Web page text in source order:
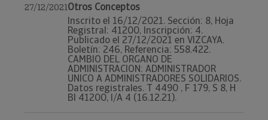
27/12/2021Otros Conceptos
Inscrito el 16/12/2021. Sección: 8, Hoja
Registral: 41200, Inscripción: 4.
Publicado el 27/12/2021 en VIZCAYA.
Boletín: 246, Referencia: 558.422.
CAMBIO DEL ORGANO DE
ADMINISTRACION: ADMINISTRADOR
UNICO A ADMINISTRADORES SOLIDARIOS.
Datos registrales. T 4490 , F 179, S 8, H
BI 41200, I/A 4 (16.12.21).